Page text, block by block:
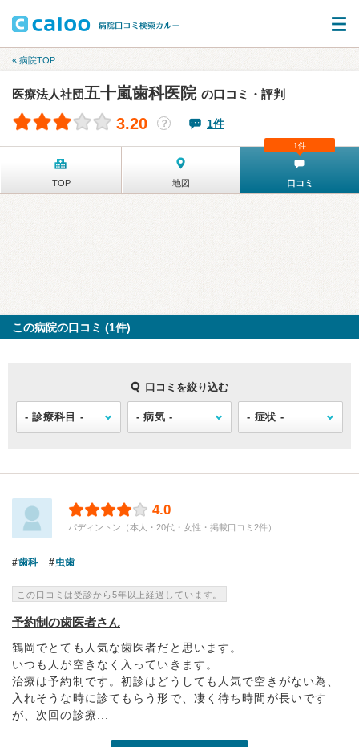
« 病院TOP
医療法人社団五十嵐歯科医院 の口コミ・評判
3.20 ？ 1件
TOP 地図 口コミ
1件
この病院の口コミ (1件)
口コミを絞り込む
4.0
パディントン（本人・20代・女性・掲載口コミ2件）
歯科 虫歯
この口コミは受診から5年以上経過しています。
予約制の歯医者さん
鶴岡でとても人気な歯医者だと思います。
いつも人が空きなく入っていきます。
治療は予約制です。初診はどうしても人気で空きがない為、
入れそうな時に診てもらう形で、凄く待ち時間が長いです
が、次回の診療...